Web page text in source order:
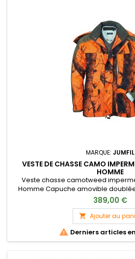
MARQUE: JUMFIL
VESTE DE CHASSE CAMO
HOMME
Veste chasse camotweed
Homme Capuche amovible
Poche latérale zippée avec
protection imperméable Siège
Manchons de protection coupe-
poches intérieures 1 carnier dos
ALPEX Tissu
389,00 €
 Ajouter au
 Derniers articles